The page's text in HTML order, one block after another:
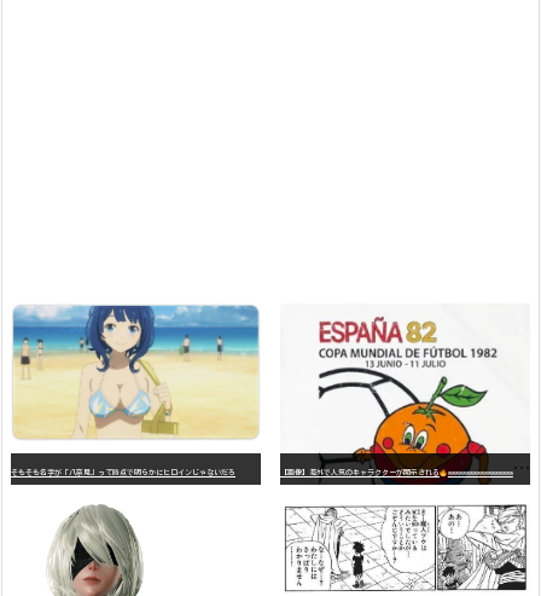
そもそも名字が「八奈見」って時点で明らかにヒロインじゃないだろ 【画像】海外で人気のキャラクターが開示される wwwwwwwwwwwwwwwwwwwwwwwwwwwwwwwwwwwwwwwwwwwwwwwww